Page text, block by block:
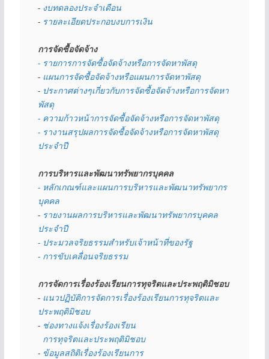
- งบทดลองประจำเดือน
- รายละเอียดประกอบงบการเงิน
การจัดซื้อจัดจ้าง
- รายการการจัดซื้อจัดจ้างหรือการจัดหาพัสดุ
- แผนการจัดซื้อจัดจ้างหรือแผนการจัดหาพัสดุ
- ประกาศต่างๆเกี่ยวกับการจัดซื้อจัดจ้างหรือการจัดหา
พัสดุ
- ความก้าวหน้าการจัดซื้อจัดจ้างหรือการจัดหาพัสดุ
- รางานสรุปผลการจัดซื้อจัดจ้างหรือการจัดหาพัสดุ
ประจำปี
การบริหารและพัฒนาทรัพยากรบุคคล
- หลักเกณฑ์และแผนการบริหารและพัฒนาทรัพยากร
บุคคล
- รายงานผลการบริหารและพัฒนาทรัพยากรบุคคล
ประจำปี
- ประมวลจริยธรรมสำหรับเจ้าหน้าที่ของรัฐ
- การขับเคลื่อนจริยธรรม
การจัดการเรื่องร้องเรียนการทุจริตและประพฤติมิชอบ
- แนวปฏิบัติการจัดการเรื่องร้องเรียนการทุจริตและ
ประพฤติมิชอบ
- ช่องทางแจ้งเรื่องร้องเรียน
  การทุจริตและประพฤติมิชอบ
- ข้อมูลสถิติเรื่องร้องเรียนการ